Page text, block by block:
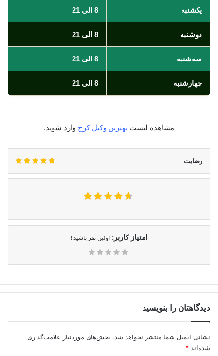
یکشنبه 8 الی 21
دوشنبه 8 الی 21
سه‌شنبه 8 الی 21
چهارشنبه 8 الی 21
مشاهده لیست بهترین وکیل کرج وارد شوید.
رضایت
امتیاز کاربر: اولین نفر باشید !
دیدگاهتان را بنویسید
نشانی ایمیل شما منتشر نخواهد شد. بخش‌های موردنیاز علامت‌گذاری
شده‌اند *